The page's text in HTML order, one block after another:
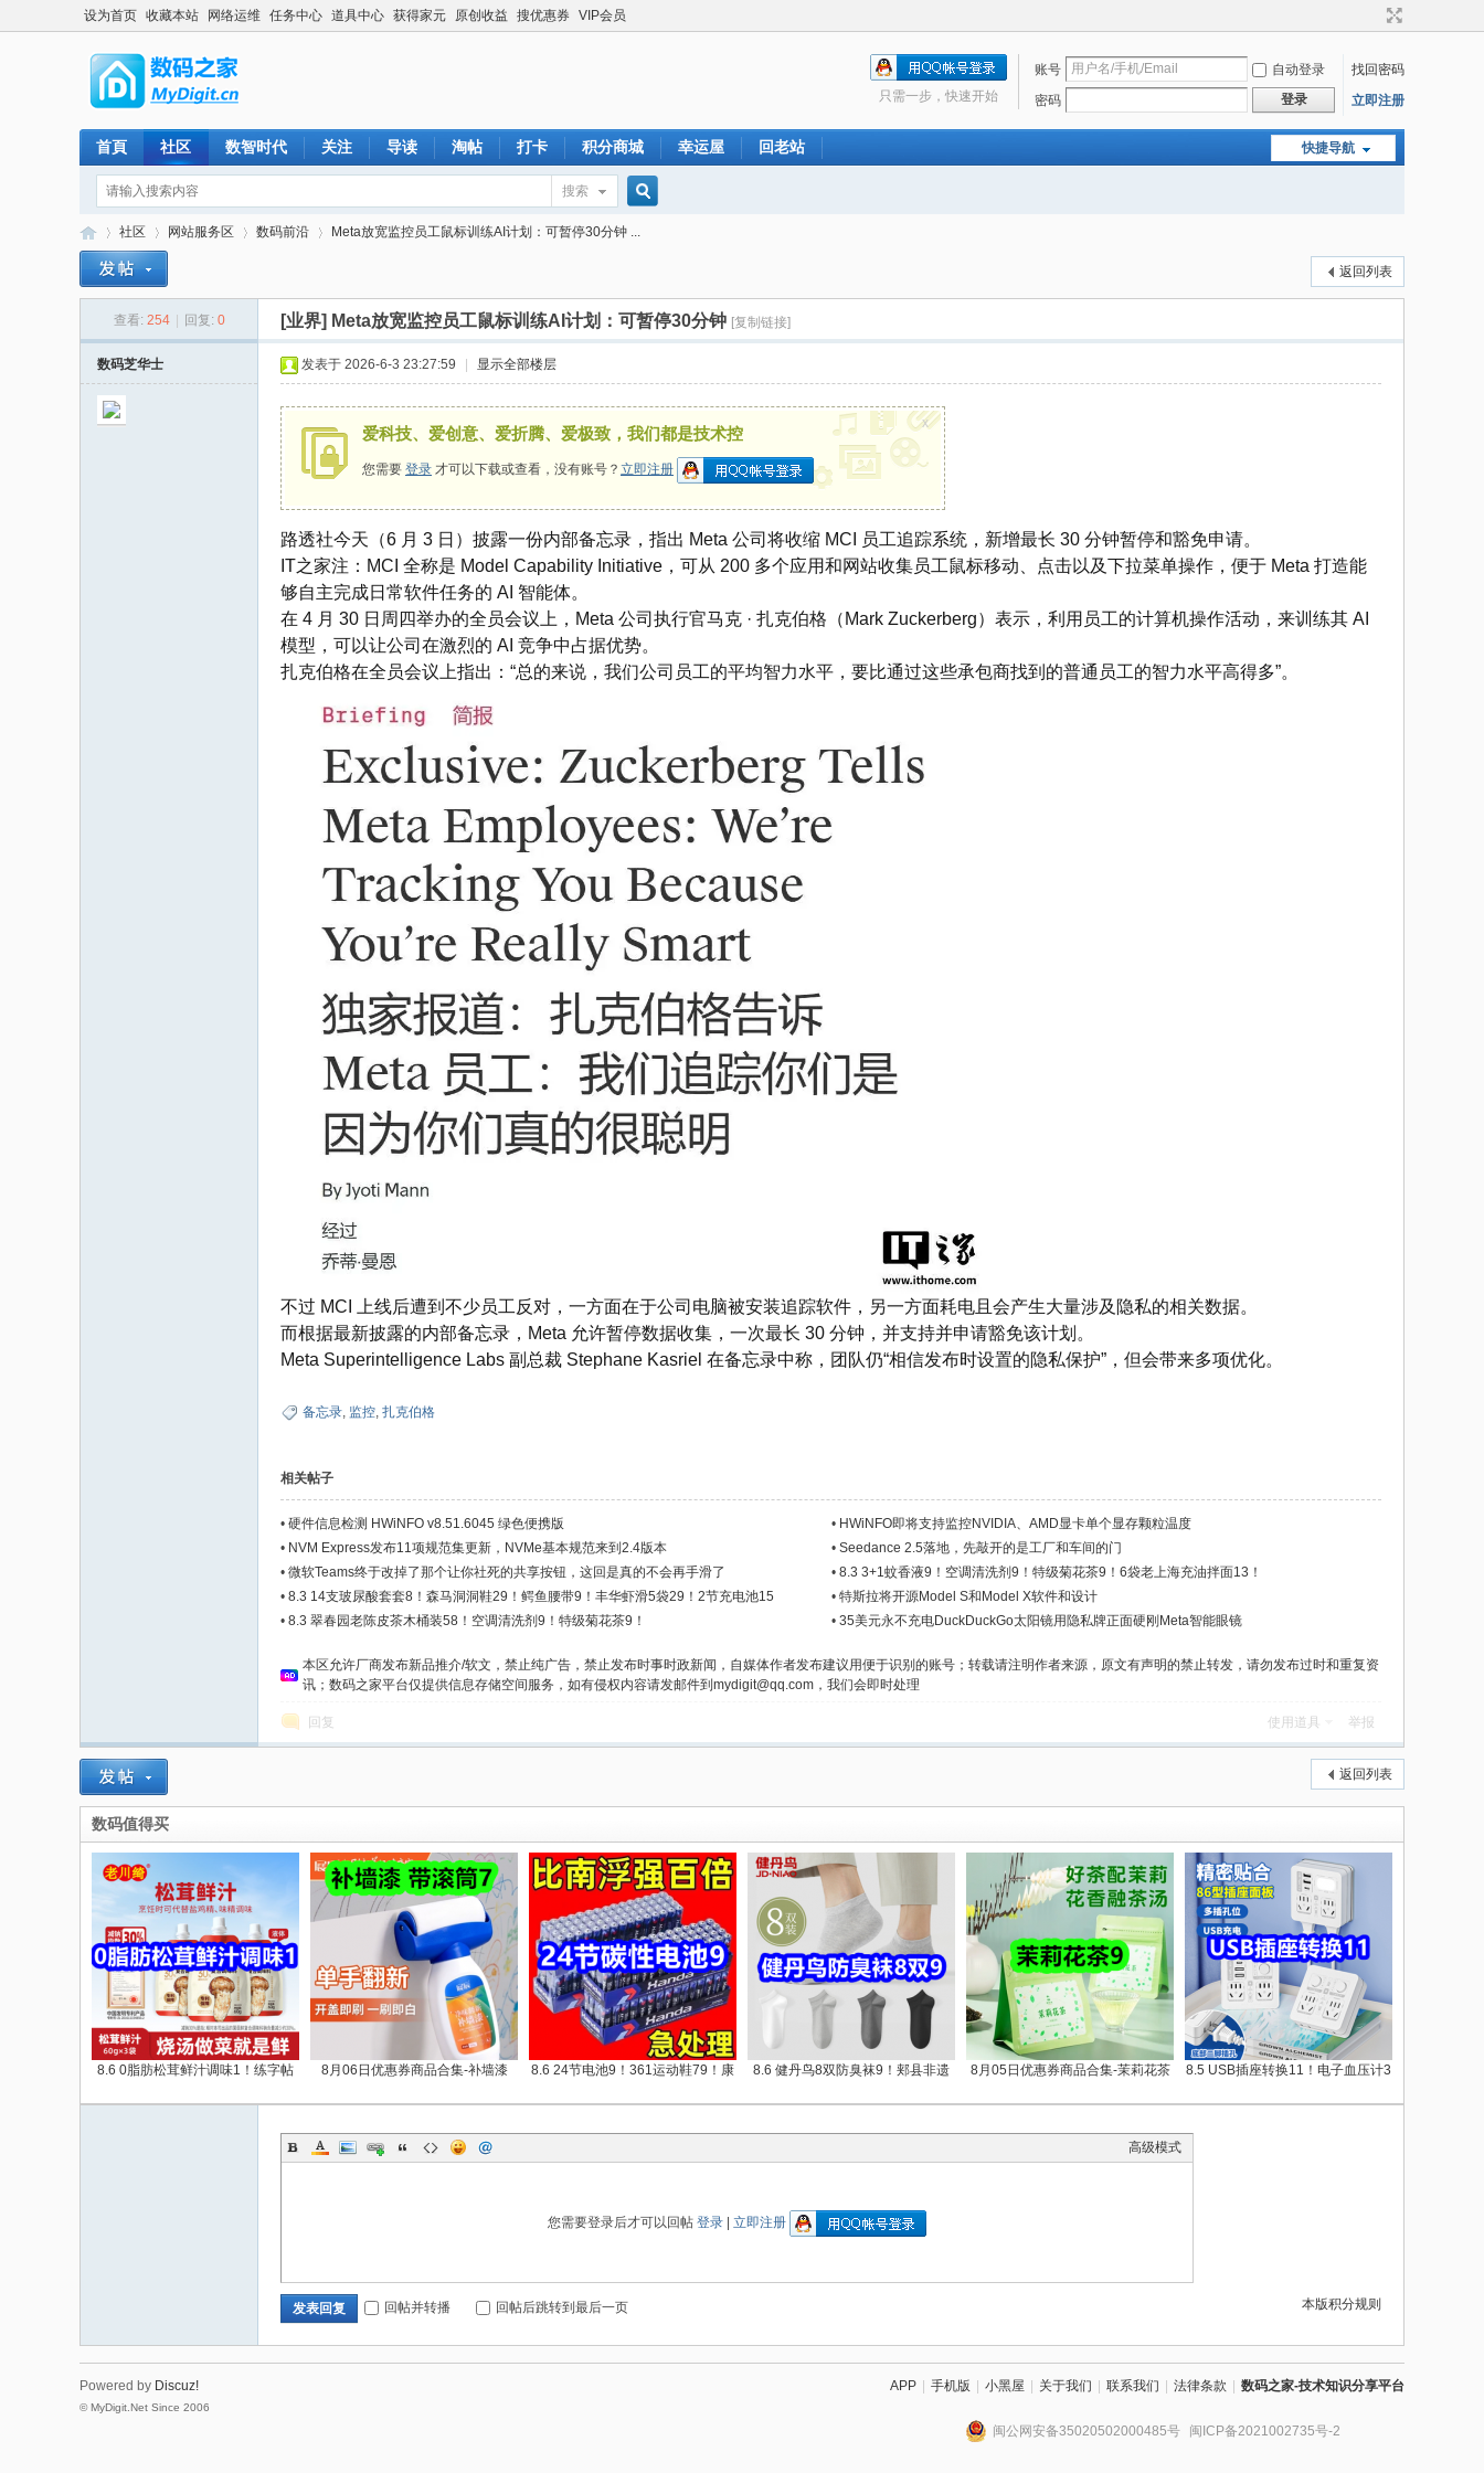
设为首页 收藏本站 网络运维 任务中心 道具中心 获得家元 原创收益 搜优惠券 VIP会员
账号 自动登录
找回密码
密码
登录 立即注册
只需一步，快速开始
快捷导航
首頁 社区 数智时代 关注 导读 淘帖 打卡 积分商城 幸运屋 回老站
搜索
索
社区
›
网站服务区 数码前沿
›
Meta放宽监控员工鼠标训练AI计划：可暂停30分钟 ...
返回列表
查看: 254 回复: 0 [业界] Meta放宽监控员工鼠标训练AI计划：可暂停30分钟 [复制链接]
数码芝华士 发表于 2026-6-3 23:27:59 显示全部楼层
爱科技、爱创意、爱折腾、爱极致，我们都是技术控
您需要 登录 才可以下载或查看，没有账号？ 立即注册
x
路透社今天（6 月 3 日）披露一份内部备忘录，指出 Meta 公司将收缩 MCI 员工追踪系统，新增最长 30 分钟暂停和豁免申请。
IT之家注：MCI 全称是 Model Capability Initiative，可从 200 多个应用和网站收集员工鼠标移动、点击以及下拉菜单操作，便于 Meta 打造能
够自主完成日常软件任务的 AI 智能体。
在 4 月 30 日周四举办的全员会议上，Meta 公司执行官马克 · 扎克伯格（Mark Zuckerberg）表示，利用员工的计算机操作活动，来训练其 AI
模型，可以让公司在激烈的 AI 竞争中占据优势。
扎克伯格在全员会议上指出：“总的来说，我们公司员工的平均智力水平，要比通过这些承包商找到的普通员工的智力水平高得多”。
不过 MCI 上线后遭到不少员工反对，一方面在于公司电脑被安装追踪软件，另一方面耗电且会产生大量涉及隐私的相关数据。
而根据最新披露的内部备忘录，Meta 允许暂停数据收集，一次最长 30 分钟，并支持并申请豁免该计划。
Meta Superintelligence Labs 副总裁 Stephane Kasriel 在备忘录中称，团队仍“相信发布时设置的隐私保护”，但会带来多项优化。
备忘录, 监控, 扎克伯格
相关帖子
• 硬件信息检测 HWiNFO v8.51.6045 绿色便携版 • HWiNFO即将支持监控NVIDIA、AMD显卡单个显存颗粒温度
• NVM Express发布11项规范集更新，NVMe基本规范来到2.4版本 • Seedance 2.5落地，先敲开的是工厂和车间的门
• 微软Teams终于改掉了那个让你社死的共享按钮，这回是真的不会再手滑了 • 8.3 3+1蚊香液9！空调清洗剂9！特级菊花茶9！6袋老上海充油拌面13！
• 8.3 14支玻尿酸套套8！森马洞洞鞋29！鳄鱼腰带9！丰华虾滑5袋29！2节充电池15 • 特斯拉将开源Model S和Model X软件和设计
• 8.3 翠春园老陈皮茶木桶装58！空调清洗剂9！特级菊花茶9！ • 35美元永不充电DuckDuckGo太阳镜用隐私牌正面硬刚Meta智能眼镜
本区允许厂商发布新品推介/软文，禁止纯广告，禁止发布时事时政新闻，自媒体作者发布建议用便于识别的账号；转载请注明作者来源，原文有声明的禁止转发，请勿发布过时和重复资
讯；数码之家平台仅提供信息存储空间服务，如有侵权内容请发邮件到mydigit@qq.com，我们会即时处理
回复 使用道具 举报
返回列表
数码值得买
8.6 0脂肪松茸鲜汁调味1！练字帖 8月06日优惠券商品合集-补墙漆 8.6 24节电池9！361运动鞋79！康 8.6 健丹鸟8双防臭袜9！郏县非遗 8月05日优惠券商品合集-茉莉花茶 8.5 USB插座转换11！电子血压计3
高级模式
您需要登录后才可以回帖 登录 立即注册
本版积分规则
发表回复 回帖并转播 回帖后跳转到最后一页
APP 手机版 小黑屋 关于我们 联系我们 法律条款 数码之家-技术知识分享平台
闽公网安备35020502000485号 闽ICP备2021002735号-2
Powered by Discuz!
© MyDigit.Net Since 2006